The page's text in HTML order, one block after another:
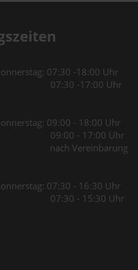
07:30 -18:00 Uhr
07:30 -17:00 Uhr
09:00 - 18:00 Uhr
09:00 - 17:00 Uhr
nach Vereinbarung
07:30 - 16:30 Uhr
07:30 - 15:30 Uhr